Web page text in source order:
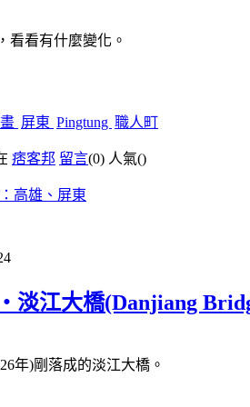
看看有什麼變化。
屏東 Pingtung 職人町
痞客邦 留言(0) 人氣()
高雄、屏東
江大橋(Danjiang
年)剛落成的淡江大橋。